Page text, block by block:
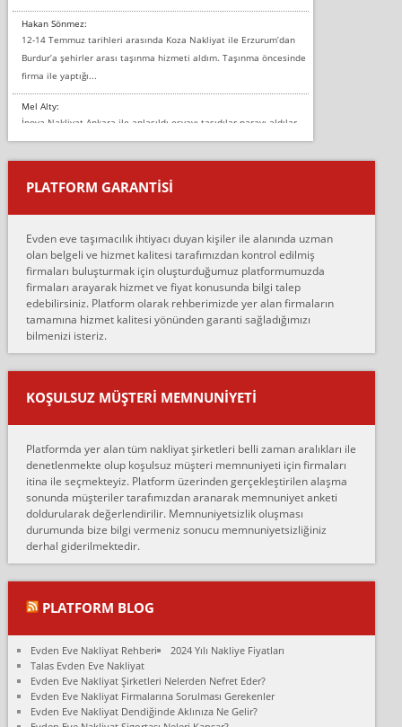
Hakan Sönmez:
12-14 Temmuz tarihleri arasında Koza Nakliyat ile Erzurum’dan
Burdur’a şehirler arası taşınma hizmeti aldım. Taşınma öncesinde
firma ile yaptığı...
Mel Alty:
İnova Nakliyat Ankara ile anlaşıldı eşyayı taşıdılar parayı aldılar.
Salon duvarına bir baktım birisi boydan alüminyum renkli bantı
yapıştırm...
Murat:
çalıştıklarını, müş...
Ahmet:
Lüleburgaz güngünes evden eve naklyat eşyalarımı taşımak için
anlaştık sabah eve geldiklerinde de eşyalarımı düzgün şekilde
sarcaz demelerine r...
mehmet güldü:
Ankara ALİCANLAR NAKLİYAT Tutarsız ve ticari ahlak problemleri
var verdikleri fiyat teklifini arttırdılar. Sonrasında taşıma gününde
oldukça tutarsı...
Ankara Alicanlar naklyat tel 5465524025. 2600 TL'ye ankaradan
Konya ya Alicanlar naklyat la anlaştık bu şahıs evin taşınacağı gün
fiyatın mazoto gele...
Fatih kokmese:
Diyarbakır dan eşyamı getirtmek için anlaştım sözleşme yaptım.
Son anda fiyat artırdılar.. mecburiyetten tasittim.. bu kişiler ağrılı
Ali:
olduk. Asansörlü dediler sonra uraya asansör kurulmaz dediler
fark istediler. ortada asa...
Nimet:
Ben 2021 Ağustos ilk haftası Evimi taşıdım yani İstanbul'un bir
Mahallesi'nden bir başka Mahallesi'ne yani Ümraniye bölgesinde
PLATFORM GARANTİSİ
Evden eve taşımacılık ihtiyacı duyan kişiler ile alanında uzman
olan belgeli ve hizmet kalitesi tarafımızdan kontrol edilmiş
firmaları buluşturmak için oluşturduğumuz platformumuzda
firmaları arayarak hizmet ve fiyat konusunda bilgi talep
edebilirsiniz. Platform olarak rehberimizde yer alan firmaların
tamamına hizmet kalitesi yönünden garanti sağladığımızı
bilmenizi isteriz.
KOŞULSUZ MÜŞTERI MEMNUNIYETI
Platformda yer alan tüm nakliyat şirketleri belli zaman aralıkları ile
denetlenmekte olup koşulsuz müşteri memnuniyeti için firmaları
itina ile seçmekteyiz. Platform üzerinden gerçekleştirilen alaşma
sonunda müşteriler tarafımızdan aranarak memnuniyet anketi
doldurularak değerlendirilir. Memnuniyetsizlik oluşması
durumunda bize bilgi vermeniz sonucu memnuniyetsizliğiniz
derhal giderilmektedir.
PLATFORM BLOG
Evden Eve Nakliyat Rehberi
2024 Yılı Nakliye Fiyatları
Talas Evden Eve Nakliyat
Evden Eve Nakliyat Şirketleri Nelerden Nefret Eder?
Evden Eve Nakliyat Firmalarına Sorulması Gerekenler
Evden Eve Nakliyat Dendiğinde Aklınıza Ne Gelir?